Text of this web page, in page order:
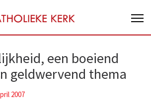
Kerk van Nederland
een boeiend
geldwervend thema
2007